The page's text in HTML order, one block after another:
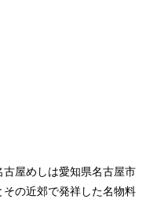
古屋めしは愛知県名古屋市
その近郊で発祥した名物料